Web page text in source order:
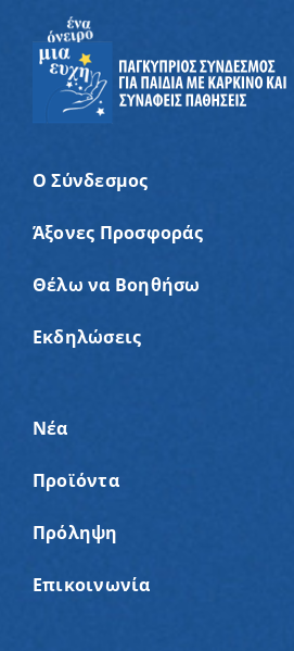
Ο Σύνδεσμος
Άξονες Προσφοράς
Θέλω να Βοηθήσω
Εκδηλώσεις
Νέα
Προϊόντα
Πρόληψη
Επικοινωνία